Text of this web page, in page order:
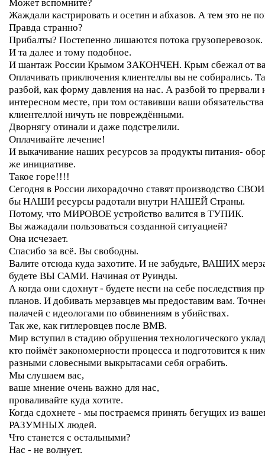
Может вспомните?
Жаждали кастрировать и осетин и абхазов. А тем это не
Правда странно?
Прибалты? Постепенно лишаются потока грузоперевозок.
И та далее и тому подобное.
И шантаж России Крымом ЗАКОНЧЕН. Крым сбежал от
Оплачивать приключения клиентеллы вы не собирались.
разбой, как форму давления на нас. А разбой то прервали
интересном месте, при том оставивши ваши
клиентеллой ничуть не повреждёнными.
Дворнягу отинали и даже подстрелили.
Оплачивайте лечение!
И выкачивание наших ресурсов за продукты питания-
же инициативе.
Такое горе!!!!
Сегодня в России лихорадочно ставят производство
бы НАШИ ресурсы радотали внутри НАШЕЙ Страны.
Потому, что МИРОВОЕ устройство валится в ТУПИК.
Вы жажадали пользоваться созданной ситуацией?
Она исчезает.
Спасибо за всё. Вы свободны.
Валите отсюда куда захотите. И не забудьте, ВАШИХ
будете ВЫ САМИ. Начиная от Руинды.
А когда они сдохнут - будете нести на себе последствия
планов. И добивать мерзавцев мы предоставим вам.
палачей с идеологами по обвинениям в убийствах.
Так же, как гитлеровцев после ВМВ.
Мир вступил в стадию обрушения технологического
кто поймёт закономерности процесса и подготовится к
разными словесными выкрытасами себя ограбить.
Мы слушаем вас,
ваше мнение очень важно для нас,
проваливайте куда хотите.
Когда сдохнете - мы постраемся принять бегущих из
РАЗУМНЫХ людей.
Что станется с остальными?
Нас - не волнует.